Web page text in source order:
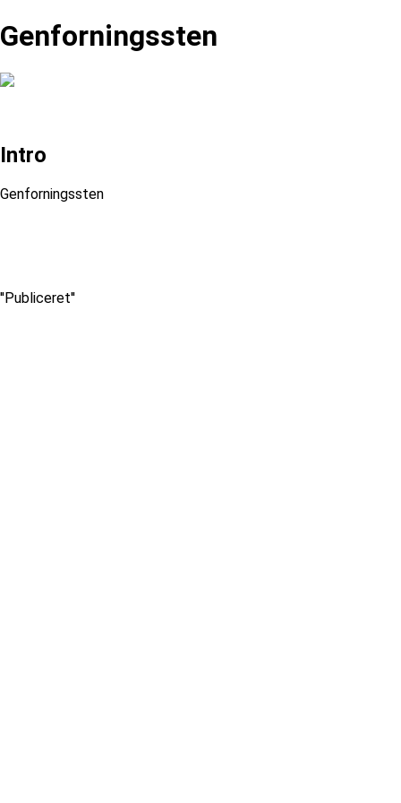
Genforningssten
Intro
Genforningssten
''Publiceret''